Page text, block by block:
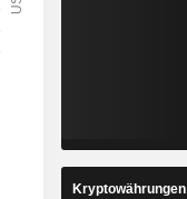
Kryptowährungen